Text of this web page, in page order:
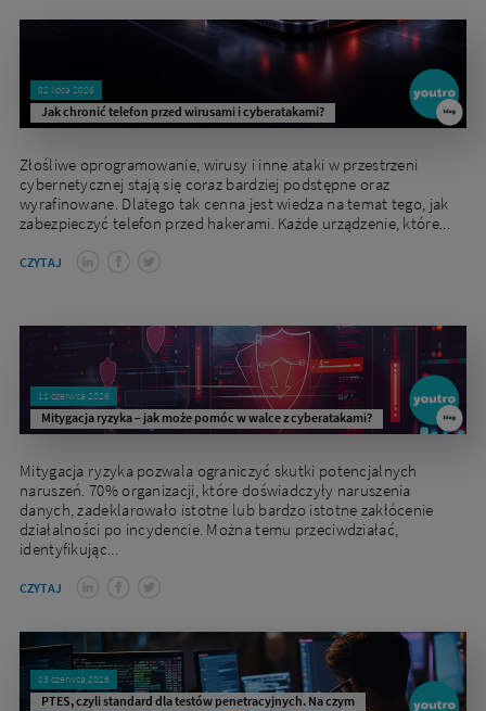
02 lipca 2026
Jak chronić telefon przed wirusami i cyberatakami?
Złośliwe oprogramowanie, wirusy i inne ataki w przestrzeni
cybernetycznej stają się coraz bardziej podstępne oraz
wyrafinowane. Dlatego tak cenna jest wiedza na temat tego, jak
zabezpieczyć telefon przed hakerami. Każde urządzenie, które...
CZYTAJ
11 czerwca 2026
Mitygacja ryzyka – jak może pomóc w walce z cyberatakami?
Mitygacja ryzyka pozwala ograniczyć skutki potencjalnych
naruszeń. 70% organizacji, które doświadczyły naruszenia
danych, zadeklarowało istotne lub bardzo istotne zakłócenie
działalności po incydencie. Można temu przeciwdziałać,
identyfikując...
CZYTAJ
03 czerwca 2026
PTES, czyli standard dla testów penetracyjnych. Na czym